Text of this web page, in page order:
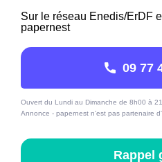
Sur le réseau Enedis/ErDF
papernest
09 77
Ouvert du Lundi au Dimanche de 8h00 à
Annonce - papernest n'est pas partenaire
Rappel